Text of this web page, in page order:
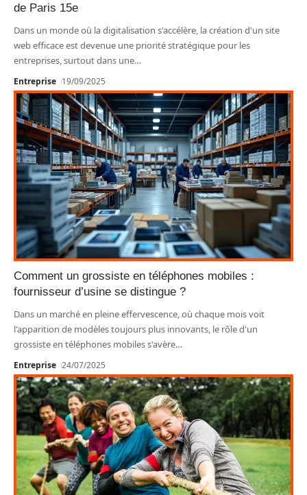
de Paris 15e
Dans un monde où la digitalisation s'accélère, la création d'un site
web efficace est devenue une priorité stratégique pour les
entreprises, surtout dans une…
Entreprise 19/09/2025
Comment un grossiste en téléphones mobiles :
fournisseur d’usine se distingue ?
Dans un marché en pleine effervescence, où chaque mois voit
l'apparition de modèles toujours plus innovants, le rôle d'un
grossiste en téléphones mobiles s'avère…
Entreprise 24/07/2025